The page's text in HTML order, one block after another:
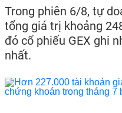
Trong phiên 6/8, tự
tổng giá trị khoảng
đó cổ phiếu GEX ghi
nhất.